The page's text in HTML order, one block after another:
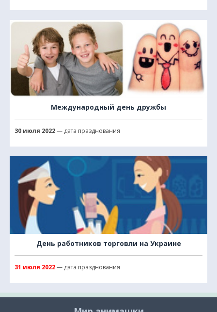
Международный день дружбы
30 июля 2022— дата празднования
День работников торговли на Украине
31 июля 2022— дата празднования